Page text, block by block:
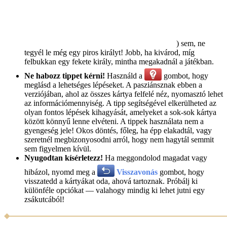
) sem, ne
tegyél le még egy piros királyt! Jobb, ha kivárod, míg
felbukkan egy fekete király, mintha megakadnál a játékban.
Ne habozz tippet kérni! Használd a
gombot, hogy
meglásd a lehetséges lépéseket. A pasziánsznak ebben a
verziójában, ahol az összes kártya felfelé néz, nyomasztó lehet
az információmennyiség. A tipp segítségével elkerülheted az
olyan fontos lépések kihagyását, amelyeket a sok-sok kártya
között könnyű lenne elvéteni. A tippek használata nem a
gyengeség jele! Okos döntés, főleg, ha épp elakadtál, vagy
szeretnél megbizonyosodni arról, hogy nem hagytál semmit
sem figyelmen kívül.
Nyugodtan kísérletezz! Ha meggondolod magadat vagy
hibázol, nyomd meg a
Visszavonás gombot, hogy
visszatedd a kártyákat oda, ahová tartoznak. Próbálj ki
különféle opciókat — valahogy mindig ki lehet jutni egy
zsákutcából!